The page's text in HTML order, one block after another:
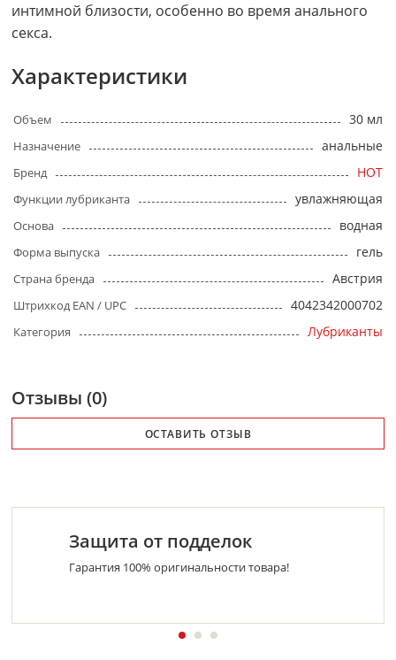
интимной близости, особенно во время анального
секса.
Характеристики
Объем 30 мл
Назначение анальные
Бренд HOT
Функции лубриканта увлажняющая
Основа водная
Форма выпуска гель
Страна бренда Австрия
Штрихкод EAN / UPC 4042342000702
Категория Лубриканты
Отзывы (0)
ОСТАВИТЬ ОТЗЫВ
Защита от подделок
Гарантия 100% оригинальности товара!